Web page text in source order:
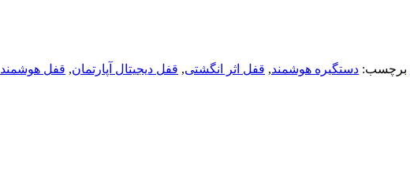
برچسب: دستگیره هوشمند, قفل اثر انگشتی, قفل دیجیتال آپارتمان, قفل هوشمند